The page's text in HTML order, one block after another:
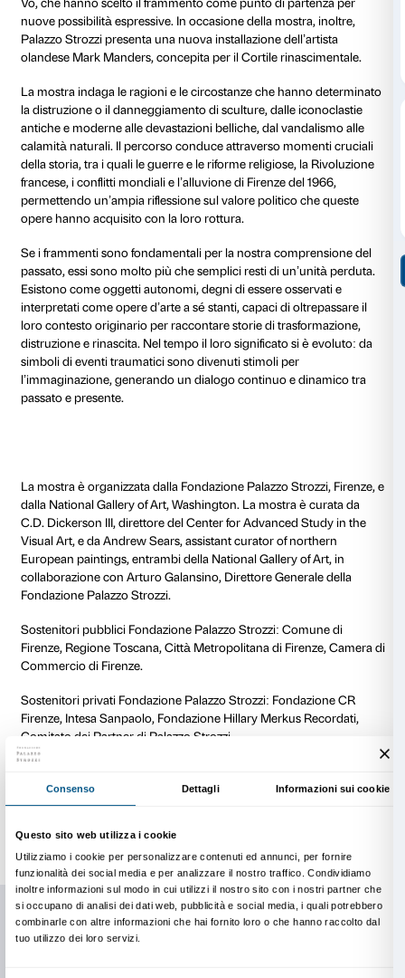
all’arte contemporanea.
Organizzata in collaborazione con la National
Washington, l’esposizione propone un
culture e storie di tutto il mondo attraverso oltre
provenienti dai più importanti musei del mondo,
non solo il valore estetico ma anche le affascinanti
e i forti significati politici e simbolici che ogni
racchiude.
Il progetto attraversa epoche e geografie diverse:
dalla Grecia classica alla Cambogia e al Messico,
circostanze che hanno determinato la
dalle guerre alle catastrofi naturali, da ragioni
scelte artistiche.
Accanto a capolavori di grandi maestri della storia
Vo, che hanno scelto il frammento come punto di
nuove possibilità espressive. In occasione della
Palazzo Strozzi presenta una nuova installazione
olandese Mark Manders, concepita per il Cortile
la distruzione o il danneggiamento di sculture, dalle
antiche e moderne alle devastazioni belliche, dal
della storia, tra i quali le guerre e le riforme religiose,
francese, i conflitti mondiali e l’alluvione di Firenze
permettendo un’ampia riflessione sul valore politico
Esistono come oggetti autonomi, degni di essere
interpretati come opere d’arte a sé stanti, capaci di
loro contesto originario per raccontare storie di
distruzione e rinascita. Nel tempo il loro significato si